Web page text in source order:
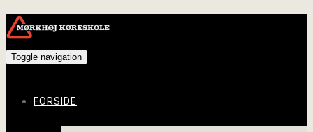
Toggle navigation
FORSIDE